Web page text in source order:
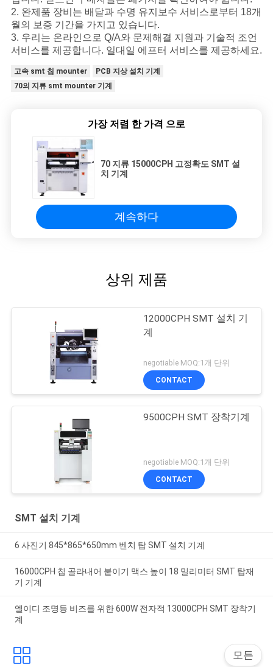
2. 완제품 장비는 배달과 수명 유지보수 서비스로부터 18개
월의 보증 기간을 가지고 있습니다.
3. 우리는 온라인으로 Q/A와 문제해결 지원과 기술적 조언
서비스를 제공합니다. 일대일 에프터 서비스를 제공하세요.
고속 smt 칩 mounter
PCB 지상 설치 기계
70의 지류 smt mounter 기계
가장 저렴 한 가격 으로
70 지류 15000CPH 고정확도 SMT 설
치 기계
계속하다
상위 제품
12000CPH SMT 설치 기
계
negotiable MOQ:1개 단위
CONTACT
9500CPH SMT 장착기계
negotiable MOQ:1개 단위
CONTACT
SMT 설치 기계
6 사진기 845*865*650mm 벤치 탑 SMT 설치 기계
16000CPH 칩 골라내어 붙이기 맥스 높이 18 밀리미터 SMT 탑재
기 기계
엘이디 조명등 비즈를 위한 600W 전자적 13000CPH SMT 장착기
계
모든